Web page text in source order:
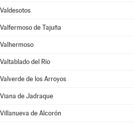
Valdesotos
Valfermoso de Tajuña
Valhermoso
Valtablado del Río
Valverde de los Arroyos
Viana de Jadraque
Villanueva de Alcorón